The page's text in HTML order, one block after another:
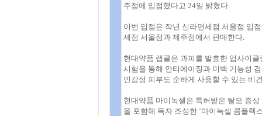
주점에 입점했다고 24일 밝혔다.
이번 입점은 작년 신라면세점 서울점 입
세점 서울점과 제주점에서 판매한다.
현대약품 랩클은 과피를 발효한 업사이
시험을 통해 안티에이징과 미백 기능성
민감성 피부도 순하게 사용할 수 있는 비
현대약품 마이녹셀은 특허받은 탈모 증
을 포함해 독자 조성한 ‘마이녹셀 콤플렉